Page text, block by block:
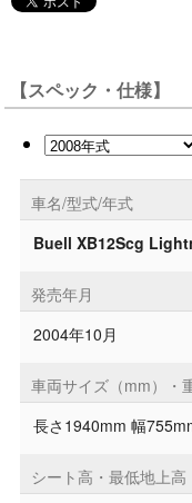
【スペック・仕様】
車名/型式/年式
Buell XB12Scg
発売年月
2004年10月
車両サイズ（mm）・
長さ1940mm 幅
シート高・最低地上高